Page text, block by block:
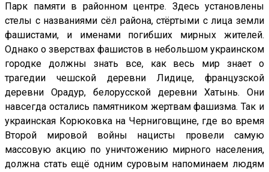
Парк памяти в районном центре. Здесь установлены
стелы с названиями сёл района, стёртыми с лица земли
фашистами, и именами погибших мирных жителей.
Однако о зверствах фашистов в небольшом украинском
городке должны знать все, как весь мир знает о
трагедии чешской деревни Лидице, французской
деревни Орадур, белорусской деревни Хатынь. Они
навсегда остались памятником жертвам фашизма. Так и
украинская Корюковка на Черниговщине, где во время
Второй мировой войны нацисты провели самую
массовую акцию по уничтожению мирного населения,
должна стать ещё одним суровым напоминаем людям